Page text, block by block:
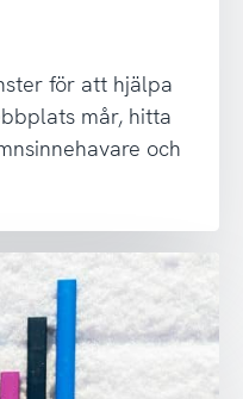
för att hjälpa
mår, hitta
och